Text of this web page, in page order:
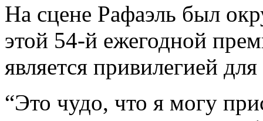
На сцене Рафаэль был
этой 54-й ежегодной
является привилегией
“Это чудо, что я могу